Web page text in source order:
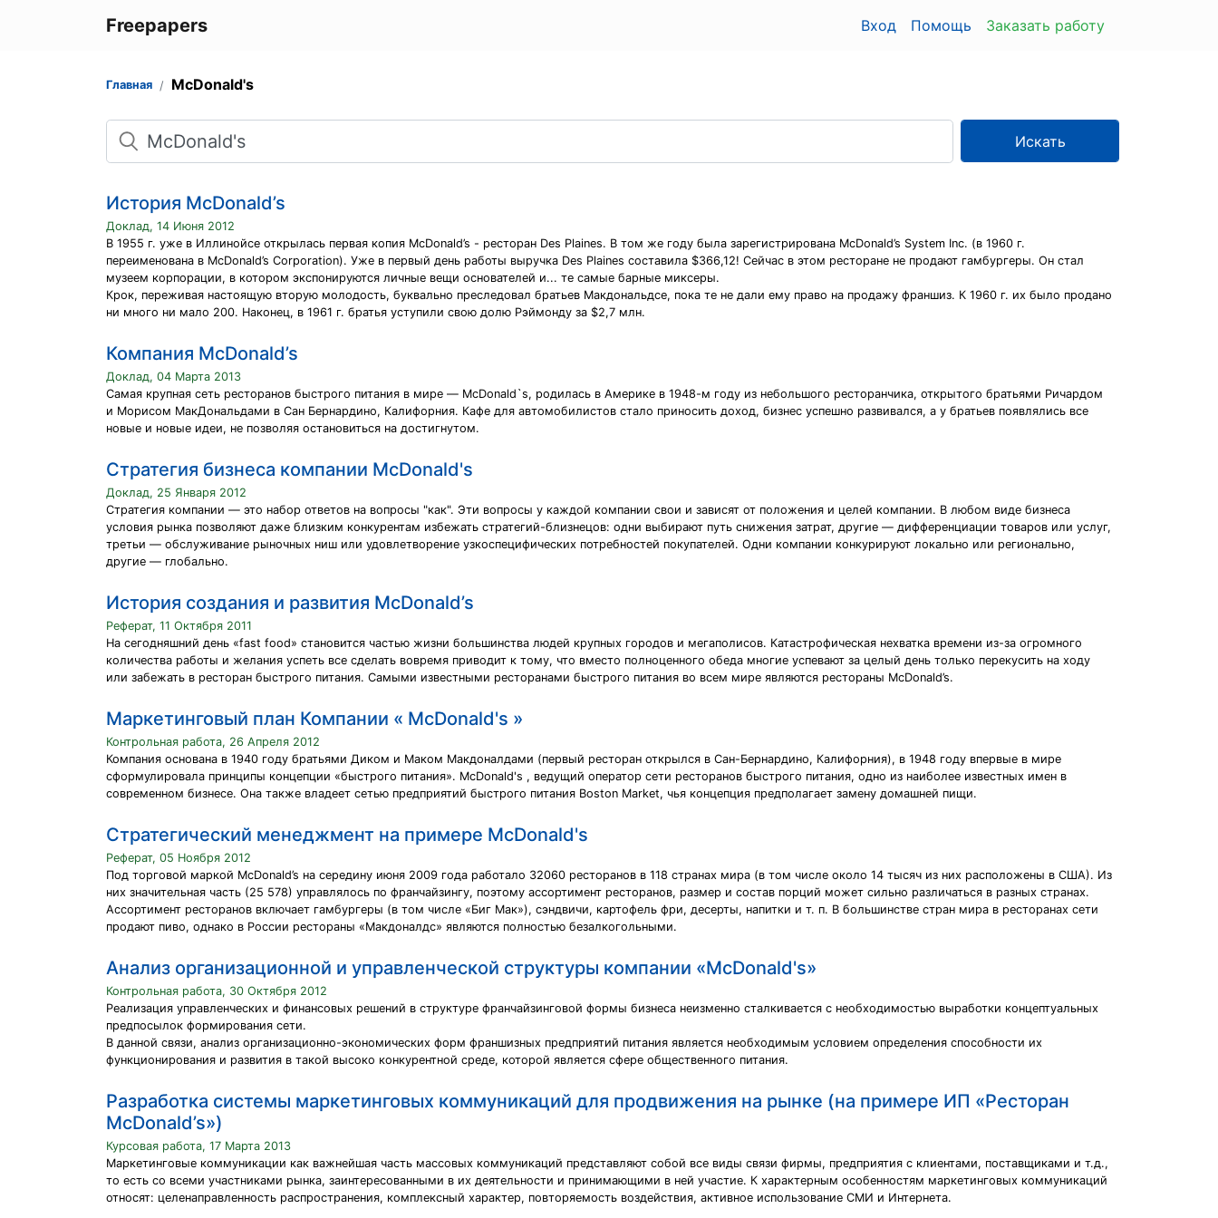
Freepapers Вход Помощь Заказать работу
Главная McDonald's
Поиск
Искать
История McDonald’s
Доклад, 14 Июня 2012
В 1955 г. уже в Иллинойсе открылась первая копия McDonald’s - ресторан Des Plaines. В том же году была зарегистрирована McDonald’s System Inc. (в 1960 г.
переименована в McDonald’s Corporation). Уже в первый день работы выручка Des Plaines составила $366,12! Сейчас в этом ресторане не продают гамбургеры. Он стал
музеем корпорации, в котором экспонируются личные вещи основателей и... те самые барные миксеры.
Крок, переживая настоящую вторую молодость, буквально преследовал братьев Макдональдсе, пока те не дали ему право на продажу франшиз. К 1960 г. их было продано
ни много ни мало 200. Наконец, в 1961 г. братья уступили свою долю Рэймонду за $2,7 млн.
Компания McDonald’s
Доклад, 04 Марта 2013
Самая крупная сеть ресторанов быстрого питания в мире — McDonald`s, родилась в Америке в 1948-м году из небольшого ресторанчика, открытого братьями Ричардом
и Морисом МакДональдами в Сан Бернардино, Калифорния. Кафе для автомобилистов стало приносить доход, бизнес успешно развивался, а у братьев появлялись все
новые и новые идеи, не позволяя остановиться на достигнутом.
Стратегия бизнеса компании McDonald's
Доклад, 25 Января 2012
Стратегия компании — это набор ответов на вопросы "как". Эти вопросы у каждой компании свои и зависят от положения и целей компании. В любом виде бизнеса
условия рынка позволяют даже близким конкурентам избежать стратегий-близнецов: одни выбирают путь снижения затрат, другие — дифференциации товаров или услуг,
третьи — обслуживание рыночных ниш или удовлетворение узкоспецифических потребностей покупателей. Одни компании конкурируют локально или регионально,
другие — глобально.
История создания и развития McDonald’s
Реферат, 11 Октября 2011
На сегодняшний день «fast food» становится частью жизни большинства людей крупных городов и мегаполисов. Катастрофическая нехватка времени из-за огромного
количества работы и желания успеть все сделать вовремя приводит к тому, что вместо полноценного обеда многие успевают за целый день только перекусить на ходу
или забежать в ресторан быстрого питания. Самыми известными ресторанами быстрого питания во всем мире являются рестораны McDonald’s.
Маркетинговый план Компании « McDonald's »
Контрольная работа, 26 Апреля 2012
Компания основана в 1940 году братьями Диком и Маком Макдоналдами (первый ресторан открылся в Сан-Бернардино, Калифорния), в 1948 году впервые в мире
сформулировала принципы концепции «быстрого питания». McDonald's , ведущий оператор сети ресторанов быстрого питания, одно из наиболее известных имен в
современном бизнесе. Она также владеет сетью предприятий быстрого питания Boston Market, чья концепция предполагает замену домашней пищи.
Стратегический менеджмент на примере McDonald's
Реферат, 05 Ноября 2012
Под торговой маркой McDonald’s на середину июня 2009 года работало 32060 ресторанов в 118 странах мира (в том числе около 14 тысяч из них расположены в США). Из
них значительная часть (25 578) управлялось по франчайзингу, поэтому ассортимент ресторанов, размер и состав порций может сильно различаться в разных странах.
Ассортимент ресторанов включает гамбургеры (в том числе «Биг Мак»), сэндвичи, картофель фри, десерты, напитки и т. п. В большинстве стран мира в ресторанах сети
продают пиво, однако в России рестораны «Макдоналдс» являются полностью безалкогольными.
Анализ организационной и управленческой структуры компании «McDonald's»
Контрольная работа, 30 Октября 2012
Реализация управленческих и финансовых решений в структуре франчайзинговой формы бизнеса неизменно сталкивается с необходимостью выработки концептуальных
предпосылок формирования сети.
В данной связи, анализ организационно-экономических форм франшизных предприятий питания является необходимым условием определения способности их
функционирования и развития в такой высоко конкурентной среде, которой является сфере общественного питания.
Разработка системы маркетинговых коммуникаций для продвижения на рынке (на примере ИП «Ресторан
McDonald’s»)
Курсовая работа, 17 Марта 2013
Маркетинговые коммуникации как важнейшая часть массовых коммуникаций представляют собой все виды связи фирмы, предприятия с клиентами, поставщиками и т.д.,
то есть со всеми участниками рынка, заинтересованными в их деятельности и принимающими в ней участие. К характерным особенностям маркетинговых коммуникаций
относят: целенаправленность распространения, комплексный характер, повторяемость воздействия, активное использование СМИ и Интернета.